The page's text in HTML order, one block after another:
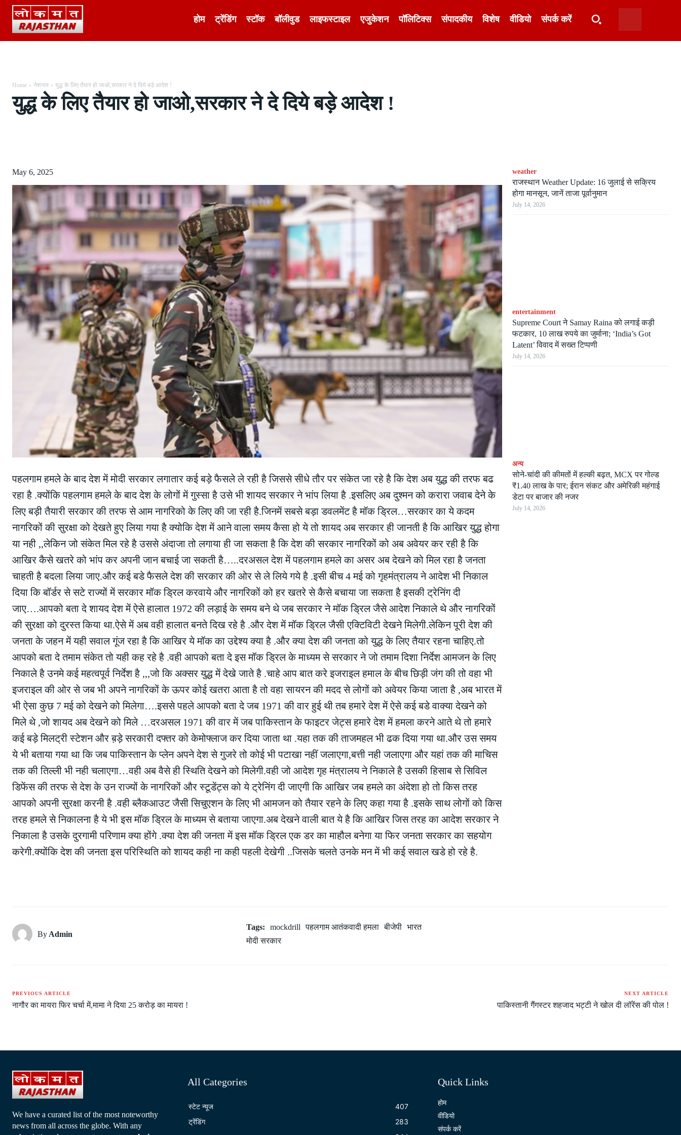
होम ट्रेंडिंग स्टॉक बॉलीवुड लाइफस्टाइल एजुकेशन पॉलिटिक्स संपादकीय विशेष वीडियो संपर्क करें
Home नेशनल युद्ध के लिए तैयार हो जाओ,सरकार ने दे दिये बड़े आदेश !
युद्ध के लिए तैयार हो जाओ,सरकार ने दे दिये बड़े आदेश !
May 6, 2025
पहलगाम हमले के बाद देश में मोदी सरकार लगातार कई बड़े फैसले ले रही है जिससे सीधे तौर पर संकेत जा रहे है कि देश अब युद्ध की तरफ बढ
रहा है .क्योंकि पहलगाम हमले के बाद देश के लोगों में गुस्सा है उसे भी शायद सरकार ने भांप लिया है .इसलिए अब दुश्मन को करारा जवाब देने के
लिए बड़ी तैयारी सरकार की तरफ से आम नागरिको के लिए की जा रही है.जिनमें सबसे बड़ा डवलमेंट है मॉक ड्रिल…सरकार का ये कदम
नागरिकों की सुरक्षा को देखते हुए लिया गया है क्योकि देश में आने वाला समय कैसा हो ये तो शायद अब सरकार ही जानती है कि आखिर युद्ध होगा
या नही ,,लेकिन जो संकेत मिल रहे है उससे अंदाजा तो लगाया ही जा सकता है कि देश की सरकार नागरिकों को अब अवेयर कर रही है कि
आखिर कैसे खतरे को भांप कर अपनी जान बचाई जा सकती है…..दरअसल देश में पहलगाम हमले का असर अब देखने को मिल रहा है जनता
चाहती है बदला लिया जाए.और कई बडे फैसले देश की सरकार की ओर से ले लिये गये है .इसी बीच 4 मई को गृहमंत्रालय ने आदेश भी निकाल
दिया कि बॉर्डर से सटे राज्यों में सरकार मॉक ड्रिल करवाये और नागरिकों को हर खतरे से कैसे बचाया जा सकता है इसकी ट्रेनिंग दी
जाए….आपको बता दे शायद देश में ऐसे हालात 1972 की लड़ाई के समय बने थे जब सरकार ने मॉक ड्रिल जैसे आदेश निकाले थे और नागरिकों
की सुरक्षा को दुरस्त किया था.ऐसे में अब वही हालात बनते दिख रहे है .और देश में मॉक ड्रिल जैसी एक्टिविटी देखने मिलेगी.लेकिन पूरी देश की
जनता के जहन में यही सवाल गूंज रहा है कि आखिर ये मॉक का उद्देश्य क्या है .और क्या देश की जनता को युद्ध के लिए तैयार रहना चाहिए.तो
आपको बता दे तमाम संकेत तो यही कह रहे है .वही आपको बता दे इस मॉक ड्रिल के माध्यम से सरकार ने जो तमाम दिशा निर्देश आमजन के लिए
निकाले है उनमे कई महत्वपूर्व निर्देश है ,,,जो कि अक्सर युद्ध में देखे जाते है .चाहे आप बात करे इजराइल हमाल के बीच छिड़ी जंग की तो वहा भी
इजराइल की ओर से जब भी अपने नागरिकों के ऊपर कोई खतरा आता है तो वहा सायरन की मदद से लोगों को अवेयर किया जाता है ,अब भारत में
भी ऐसा कुछ 7 मई को देखने को मिलेगा….इससे पहले आपको बता दे जब 1971 की वार हुई थी तब हमारे देश में ऐसे कई बडे वाक्या देखने को
मिले थे ,जो शायद अब देखने को मिले …दरअसल 1971 की वार में जब पाकिस्तान के फाइटर जेट्स हमारे देश में हमला करने आते थे तो हमारे
कई बड़े मिलट्री स्टेशन और ब़ड़े सरकारी दफ्तर को केमोफ्लाज कर दिया जाता था .यहा तक की ताजमहल भी ढक दिया गया था.और उस समय
ये भी बताया गया था कि जब पाकिस्तान के प्लेन अपने देश से गुजरे तो कोई भी पटाखा नहीं जलाएगा,बत्ती नही जलाएगा और यहां तक की माचिस
तक की तिल्ली भी नही चलाएगा…वही अब वैसे ही स्थिति देखने को मिलेगी.वही जो आदेश गृह मंत्रालय ने निकाले है उसकी हिसाब से सिविल
डिफेंस की तरफ से देश के उन राज्यों के नागरिकों और स्टूडेंट्स को ये ट्रेनिंग दी जाएगी कि आखिर जब हमले का अंदेशा हो तो किस तरह
आपको अपनी सुरक्षा करनी है .वही ब्लैकआउट जैसी सिचुएशन के लिए भी आमजन को तैयार रहने के लिए कहा गया है .इसके साथ लोगों को किस
तरह हमले से निकालना है ये भी इस मॉक ड्रिल के माध्यम से बताया जाएगा.अब देखने वाली बात ये है कि आखिर जिस तरह का आदेश सरकार ने
निकाला है उसके दुरगामी परिणाम क्या होंगे .क्या देश की जनता में इस मॉक ड्रिल एक डर का माहौल बनेगा या फिर जनता सरकार का सहयोग
करेगी.क्योंकि देश की जनता इस परिस्थिति को शायद कही ना कही पहली देखेगी ..जिसके चलते उनके मन में भी कई सवाल खडे हो रहे है.
weather
राजस्थान Weather Update: 16 जुलाई से सक्रिय
होगा मानसून, जानें ताजा पूर्वानुमान
July 14, 2026
entertainment
Supreme Court ने Samay Raina को लगाई कड़ी
फटकार, 10 लाख रुपये का जुर्माना; ‘India’s Got
Latent’ विवाद में सख्त टिप्पणी
July 14, 2026
अन्य
सोने-चांदी की कीमतों में हल्की बढ़त, MCX पर गोल्ड
₹1.40 लाख के पार; ईरान संकट और अमेरिकी महंगाई
डेटा पर बाजार की नजर
July 14, 2026
By Admin
Tags: mockdrill पहलगाम आतंकवादी हमला बीजेपी भारत
मोदी सरकार
PREVIOUS ARTICLE
नागौर का मायरा फिर चर्चा में,मामा ने दिया 25 करोड़ का मायरा !
NEXT ARTICLE
पाकिस्तानी गैंगस्टर शहजाद भट्टी ने खोल दी लॉरेंस की पोल !
We have a curated list of the most noteworthy
news from all across the globe. With any
All Categories
स्टेट न्यूज
407
ट्रेंडिंग
283
Quick Links
होम
वीडियो
संपर्क करें